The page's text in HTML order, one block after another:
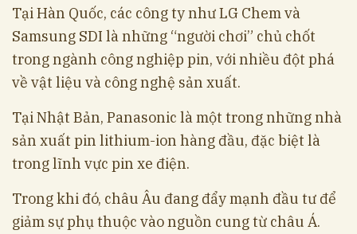
Tại Hàn Quốc, các công ty như LG Chem và
Samsung SDI là những “người chơi” chủ chốt
trong ngành công nghiệp pin, với nhiều đột phá
về vật liệu và công nghệ sản xuất.
Tại Nhật Bản, Panasonic là một trong những nhà
sản xuất pin lithium-ion hàng đầu, đặc biệt là
trong lĩnh vực pin xe điện.
Trong khi đó, châu Âu đang đẩy mạnh đầu tư để
giảm sự phụ thuộc vào nguồn cung từ châu Á.